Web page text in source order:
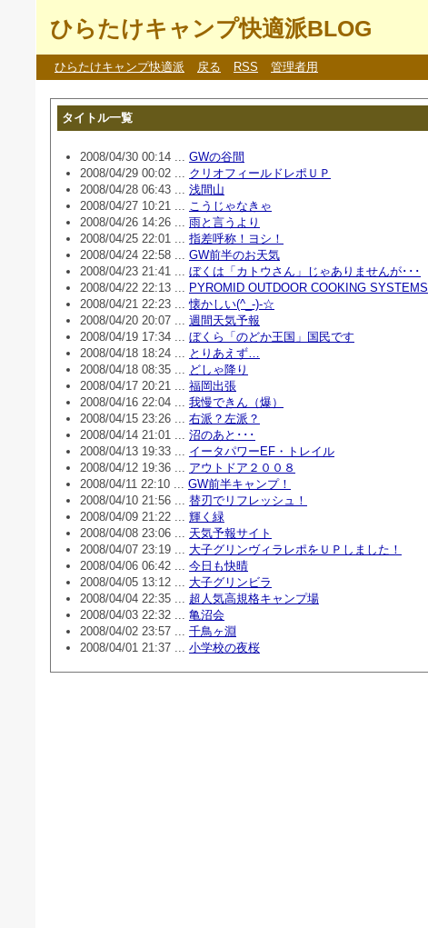
ひらたけキャンプ快適派BLOG
ひらたけキャンプ快適派 戻る RSS 管理者用
タイトル一覧
2008/04/30 00:14 ... GWの谷間
2008/04/29 00:02 ... クリオフィールドレポＵＰ
2008/04/28 06:43 ... 浅間山
2008/04/27 10:21 ... こうじゃなきゃ
2008/04/26 14:26 ... 雨と言うより
2008/04/25 22:01 ... 指差呼称！ヨシ！
2008/04/24 22:58 ... GW前半のお天気
2008/04/23 21:41 ... ぼくは「カトウさん」じゃありませんが･･･
2008/04/22 22:13 ... PYROMID OUTDOOR COOKING SYSTEMS
2008/04/21 22:23 ...懐かしい(^_-)-☆
2008/04/20 20:07 ... 週間天気予報
2008/04/19 17:34 ... ぼくら「のどか王国」国民です
2008/04/18 18:24 ... とりあえず…
2008/04/18 08:35 ... どしゃ降り
2008/04/17 20:21 ... 福岡出張
2008/04/16 22:04 ... 我慢できん（爆）
2008/04/15 23:26 ... 右派？左派？
2008/04/14 21:01 ... 沼のあと･･･
2008/04/13 19:33 ... イータパワーEF・トレイル
2008/04/12 19:36 ... アウトドア２００８
2008/04/11 22:10 ... GW前半キャンプ！
2008/04/10 21:56 ... 替刃でリフレッシュ！
2008/04/09 21:22 ... 輝く緑
2008/04/08 23:06 ... 天気予報サイト
2008/04/07 23:19 ... 大子グリンヴィラレポをＵＰしました！
2008/04/06 06:42 ... 今日も快晴
2008/04/05 13:12 ... 大子グリンビラ
2008/04/04 22:35 ... 超人気高規格キャンプ場
2008/04/03 22:32 ... 亀沼会
2008/04/02 23:57 ... 千鳥ヶ淵
2008/04/01 21:37 ... 小学校の夜桜